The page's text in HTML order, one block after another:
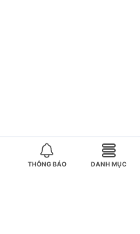
THÔNG BÁO DANH MỤC